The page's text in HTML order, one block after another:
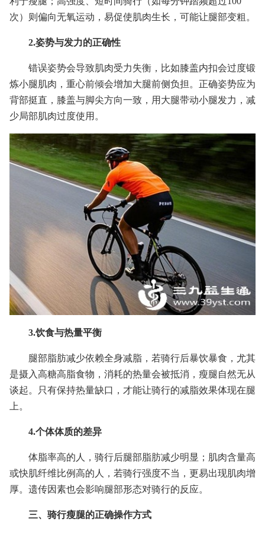
次）则偏向无氧运动，易促使肌肉生长，可能让腿部变粗。
2.姿势与发力的正确性
错误姿势会导致肌肉受力失衡，比如膝盖内扣会过度锻
炼小腿肌肉，重心前倾会增加大腿前侧负担。正确姿势应为
背部挺直，膝盖与脚尖方向一致，用大腿带动小腿发力，减
少局部肌肉过度使用。
3.饮食与热量平衡
腿部脂肪减少依赖全身减脂，若骑行后暴饮暴食，尤其
是摄入高糖高脂食物，消耗的热量会被抵消，瘦腿自然无从
谈起。只有保持热量缺口，才能让骑行的减脂效果体现在腿
上。
4.个体体质的差异
体脂率高的人，骑行后腿部脂肪减少明显；肌肉含量高
或快肌纤维比例高的人，若骑行强度不当，更易出现肌肉增
厚。遗传因素也会影响腿部形态对骑行的反应。
三、骑行瘦腿的正确操作方式